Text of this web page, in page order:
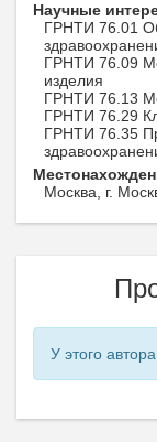
Научные
ГРНТИ 76.01
ГРНТИ 76.09
изделия
ГРНТИ 76.13
ГРНТИ 76.29
ГРНТИ 76.35
Москва, г.
У этого